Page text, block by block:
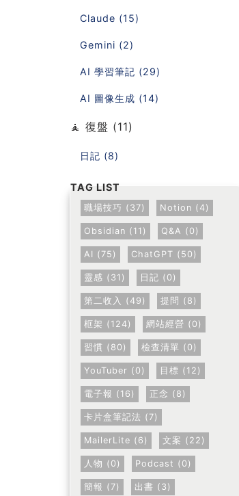
Claude (15)
Gemini (2)
AI 學習筆記 (29)
AI 圖像生成 (14)
🧘 復盤 (11)
日記 (8)
職場技巧 (37) Notion (4)
Obsidian (11) Q&A (0)
AI (75) ChatGPT (50)
靈感 (31) 日記 (0)
第二收入 (49) 提問 (8)
框架 (124) 網站經營 (0)
習慣 (80) 檢查清單 (0)
YouTuber (0) 目標 (12)
電子報 (16) 正念 (8)
卡片盒筆記法 (7)
MailerLite (6) 文案 (22)
人物 (0) Podcast (0)
簡報 (7) 出書 (3)